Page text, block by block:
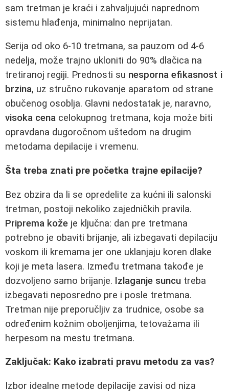
sam tretman je kraći i zahvaljujući naprednom
sistemu hlađenja, minimalno neprijatan.
Serija od oko 6-10 tretmana, sa pauzom od 4-6
nedelja, može trajno ukloniti do 90% dlačica na
tretiranoj regiji. Prednosti su nesporna efikasnost i
brzina, uz stručno rukovanje aparatom od strane
obučenog osoblja. Glavni nedostatak je, naravno,
visoka cena celokupnog tretmana, koja može biti
opravdana dugoročnom uštedom na drugim
metodama depilacije i vremenu.
Šta treba znati pre početka trajne epilacije?
Bez obzira da li se opredelite za kućni ili salonski
tretman, postoji nekoliko zajedničkih pravila.
Priprema kože je ključna: dan pre tretmana
potrebno je obaviti brijanje, ali izbegavati depilaciju
voskom ili kremama jer one uklanjaju koren dlake
koji je meta lasera. Između tretmana takođe je
dozvoljeno samo brijanje. Izlaganje suncu treba
izbegavati neposredno pre i posle tretmana.
Tretman nije preporučljiv za trudnice, osobe sa
određenim kožnim oboljenjima, tetovažama ili
herpesom na mestu tretmana.
Zaključak: Kako izabrati pravu metodu za vas?
Izbor idealne metode depilacije zavisi od niza